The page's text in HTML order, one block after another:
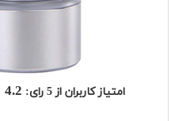
امتیاز کاربران از5 رای: 4.2